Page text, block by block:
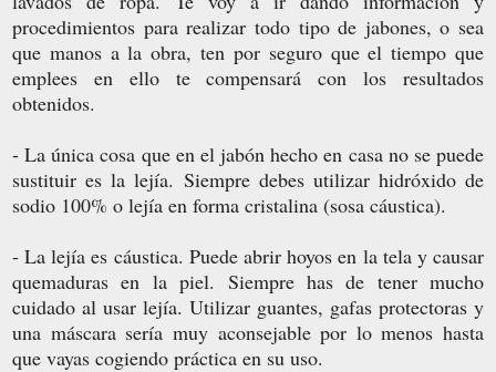
procedimientos para realizar todo tipo de jabones, o sea
que manos a la obra, ten por seguro que el tiempo que
emplees en ello te compensará con los resultados
obtenidos.
- La única cosa que en el jabón hecho en casa no se puede
sustituir es la lejía. Siempre debes utilizar hidróxido de
sodio 100% o lejía en forma cristalina (sosa cáustica).
- La lejía es cáustica. Puede abrir hoyos en la tela y causar
quemaduras en la piel. Siempre has de tener mucho
cuidado al usar lejía. Utilizar guantes, gafas protectoras y
una máscara sería muy aconsejable por lo menos hasta
que vayas cogiendo práctica en su uso.